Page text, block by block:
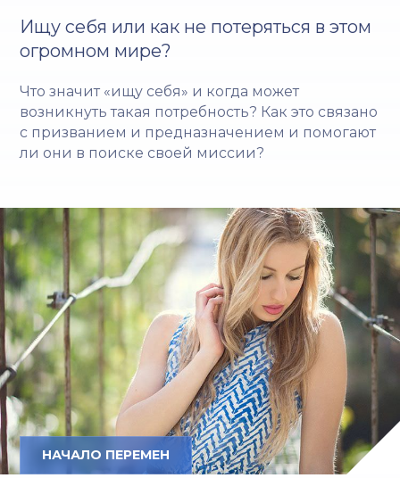
Ищу себя или как не потеряться в этом
огромном мире?
Что значит «ищу себя» и когда может
возникнуть такая потребность? Как это связано
с призванием и предназначением и помогают
ли они в поиске своей миссии?
НАЧАЛО ПЕРЕМЕН